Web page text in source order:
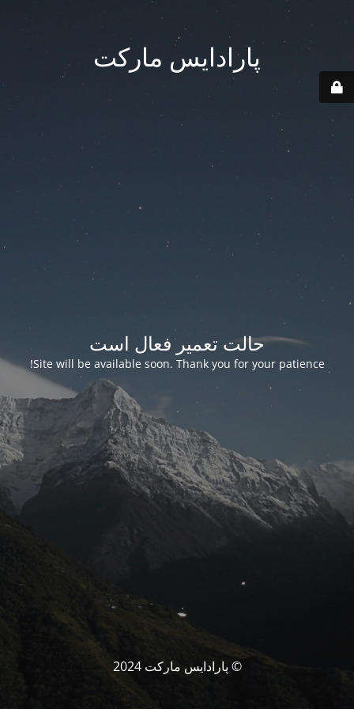
پارادایس مارکت
حالت تعمیر فعال است
Site will be available soon. Thank you for your patience!
© پارادایس مارکت 2024